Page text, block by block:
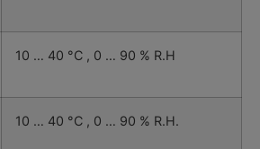
10 … 40 °C , 0 … 90 % R.H
10 … 40 °C , 0 … 90 % R.H.